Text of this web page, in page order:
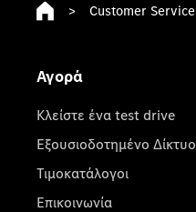
> Customer Service
Αγορά
Κλείστε ένα test drive
Εξουσιοδοτημένο Δίκτυο
Τιμοκατάλογοι
Επικοινωνία